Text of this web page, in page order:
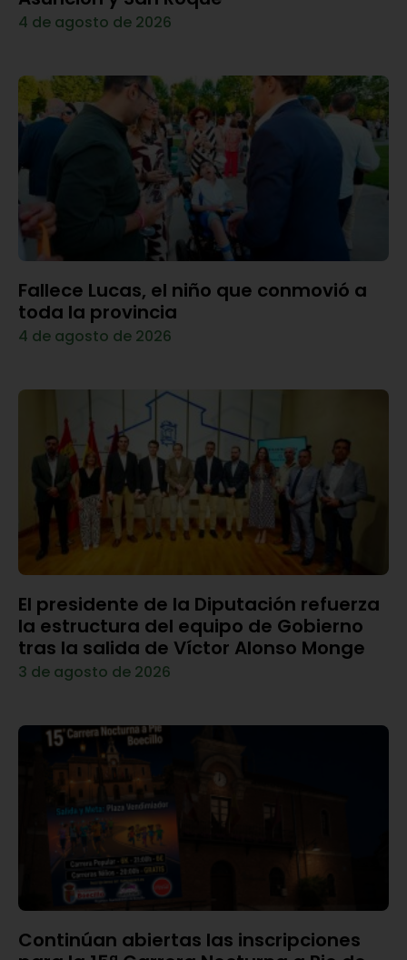
4 de agosto de 2026
Fallece Lucas, el niño que conmovió a
toda la provincia
4 de agosto de 2026
El presidente de la Diputación refuerza
la estructura del equipo de Gobierno
tras la salida de Víctor Alonso Monge
3 de agosto de 2026
Continúan abiertas las inscripciones